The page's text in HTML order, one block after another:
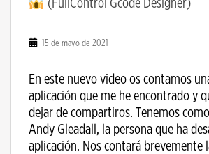
(FullControl Gcode Designer)
15 de mayo de 2021
En este nuevo video os contamos
aplicación que me he encontrado y
dejar de compartiros. Tenemos
Andy Gleadall, la persona que ha
aplicación. Nos contará brevemente